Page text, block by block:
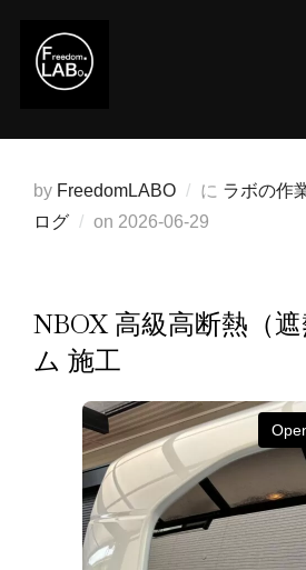
ツ
by FreedomLABO に ラボの作
ログ
on 投
2026-06-29
NBOX 高級高断熱（
ム 施工